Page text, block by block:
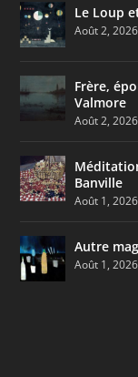
Le Loup
Août 2, 2026
Frère,
Valmore
Août 2, 2026
Banville
Août 1, 2026
Autre
Août 1, 2026